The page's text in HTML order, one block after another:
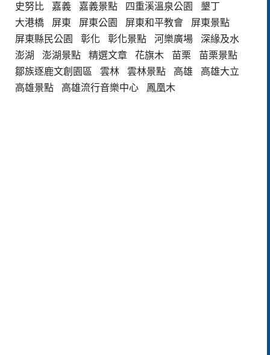
史努比
嘉義 嘉義景點 四重溪溫泉公園
墾丁
大港橋
屏東 屏東公園 屏東和平教會
屏東景點
屏東縣民公園
彰化 彰化景點 河樂廣場
深緣及水
澎湖
澎湖景點 精選文章 花旗木 苗栗
苗栗景點
鄒族逐鹿文創園區
雲林 雲林景點 高雄
高雄大立
高雄景點
高雄流行音樂中心 鳳凰木